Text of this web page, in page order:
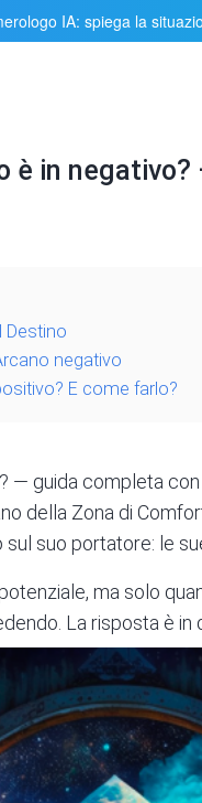
è in
Destino
negativo
E come farlo?
— guida completa
della Zona di
suo portatore: le
, ma solo
La risposta è
IA: spiega la